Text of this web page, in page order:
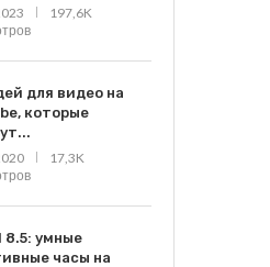
197,6K
для видео на
которые
17,3K
8.5: умные
часы на